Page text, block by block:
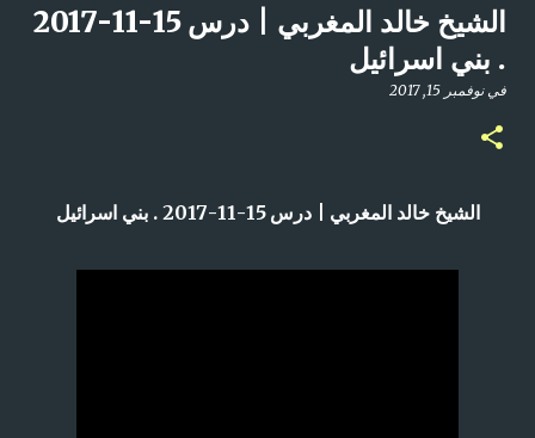
صلاة المغرب مباشر من المسجد
الأقصى المبارك | الاثنين 21-4-2025م
فيأبريل 21, 2025
الشيخ خالد المغربي | درس 15-11-2017
. بني اسرائيل
فينوفمبر 15, 2017
الشيخ خالد المغربي | درس 15-11-2017 . بني اسرائيل